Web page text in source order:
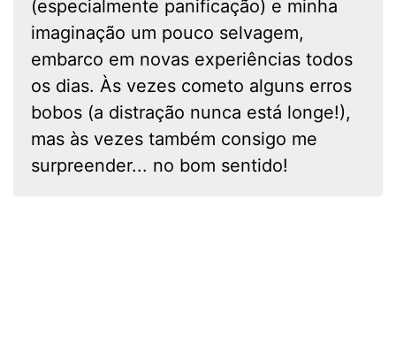
(especialmente panificação) e minha
imaginação um pouco selvagem,
embarco em novas experiências todos
os dias. Às vezes cometo alguns erros
bobos (a distração nunca está longe!),
mas às vezes também consigo me
surpreender... no bom sentido!